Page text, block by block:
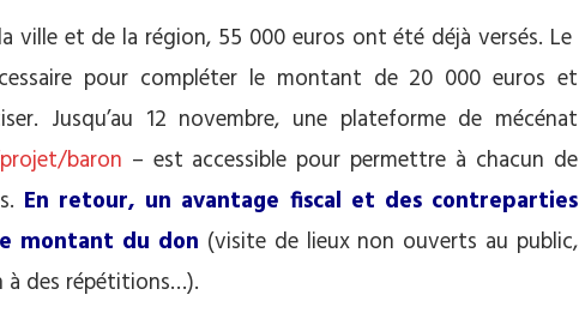
ville et de la région, 55 000 euros ont été déjà versés. Le
pour compléter le montant de 20 000 euros et
Jusqu’au 12 novembre, une plateforme de mécénat
baron – est accessible pour permettre à chacun de
En retour, un avantage fiscal et des contreparties
montant du don (visite de lieux non ouverts au public,
à des répétitions…).